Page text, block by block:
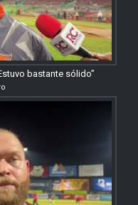
bastante sólido”